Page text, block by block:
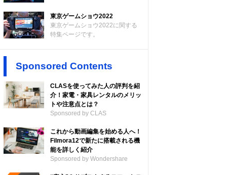
東京ゲームショウ2022
東京ゲームショウ2022に関する
特集ページです。
Sponsored Contents
CLASを使ってみた人の評判を紹
介！家電・家具レンタルのメリッ
トや注意点とは？
Sponsored by CLAS
これから動画編集を始める人へ！
Filmora12で新たに搭載される機
能を詳しく紹介
Sponsored by Wondershare